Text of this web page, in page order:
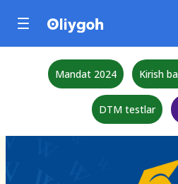
Mandat 2024 Kirish
DTM testlar